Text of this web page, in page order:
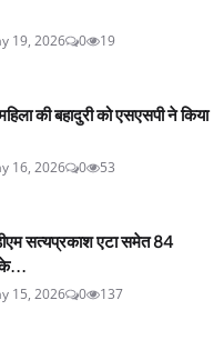
19, 2026 0 19
की बहादुरी को एसएसपी ने किया
16, 2026 0 53
सत्यप्रकाश एटा समेत 84
के...
15, 2026 0 137